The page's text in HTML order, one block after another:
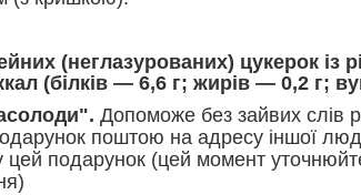
(неглазурованих) цукерок із
(білків — 6,6 г; жирів — 0,2 г;
Допоможе без зайвих слів
поштою на адресу іншої
цей подарунок (цей момент